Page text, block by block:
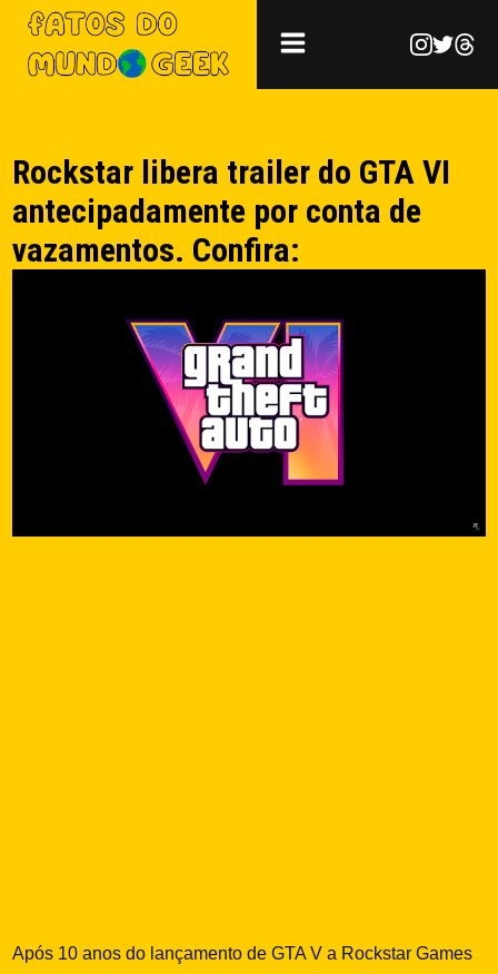
Rockstar libera trailer do GTA VI
antecipadamente por conta de
vazamentos. Confira:
Após 10 anos do lançamento de GTA V a Rockstar Games